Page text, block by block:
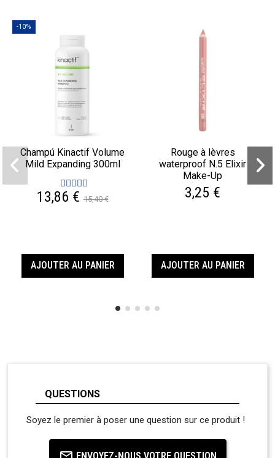
-10%
Champú Kinactif Volume
Mild Expanding 300ml
13,86 €15,40 €
AJOUTER AU PANIER
Rouge à lèvres
waterproof N.5 Elixir
Make-Up
3,25 €
AJOUTER AU PANIER
QUESTIONS
Soyez le premier à poser une question sur ce produit !